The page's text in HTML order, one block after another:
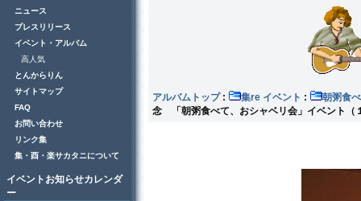
ニュース
プレスリリース
イベント・アルバム
高人気
とんからりん
サイトマップ
FAQ
お問い合わせ
リンク集
集・酉・楽サカタニについて
イベントお知らせカレンダ
ー
アルバムトップ: 集re イベント :
朝粥食
念 「朝粥食べて、おシャベリ会」イベント（